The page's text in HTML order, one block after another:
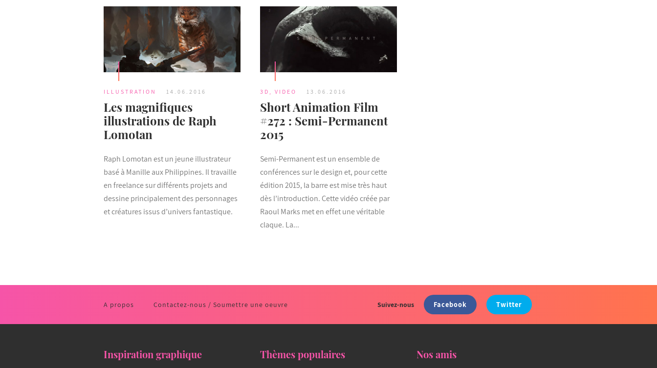
ILLUSTRATION 14.06.2016
Les magnifiques
illustrations de Raph
Lomotan
Raph Lomotan est un jeune illustrateur
basé à Manille aux Philippines. Il travaille
en freelance sur différents projets and
dessine principalement des personnages
et créatures issus d’univers fantastique.
3D VIDEO 13.06.2016
Short Animation Film
#272 : Semi-Permanent
2015
Semi-Permanent est un ensemble de
conférences sur le design et, pour cette
édition 2015, la barre est mise très haut
dès l’introduction. Cette vidéo créée par
Raoul Marks met en effet une véritable
claque. La...
A propos Contactez-nous / Soumettre une oeuvre Suivez-nous Facebook Twitter
Inspiration graphique Thèmes populaires Nos amis